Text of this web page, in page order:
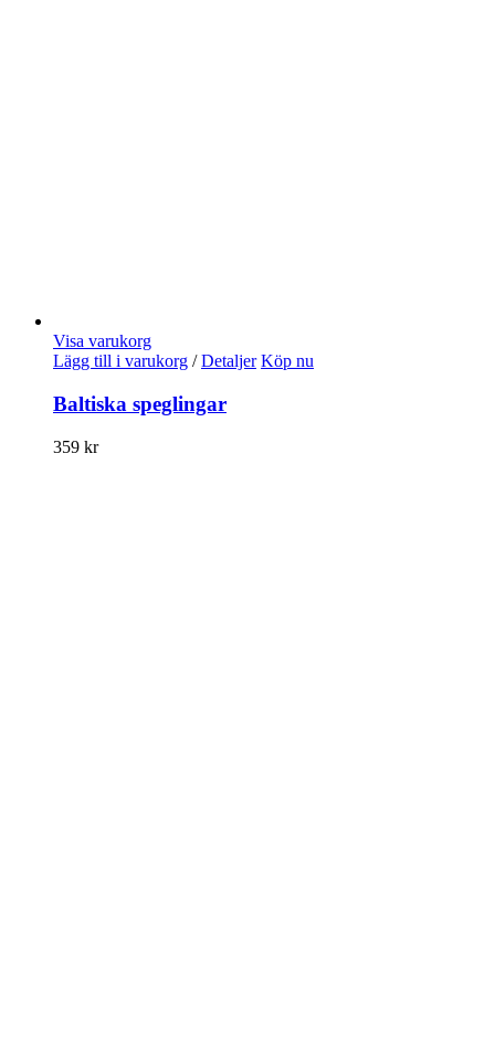
Visa varukorg
Lägg till i varukorg / Detaljer Köp nu
Baltiska speglingar
359 kr